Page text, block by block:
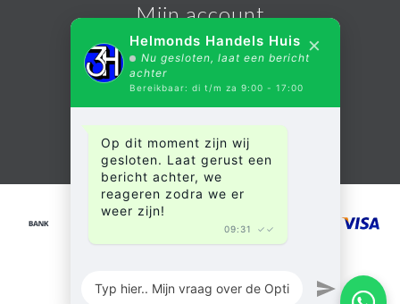
Mijn account
Account informatie
Mijn bestellingen
Alle producten
Helmonds Handels Huis
Nu gesloten, laat een bericht
achter
Bereikbaar: di t/m za 9:00 - 17:00
×
Op dit moment zijn wij
gesloten. Laat gerust een
bericht achter, we
reageren zodra we er
weer zijn!
09:31 ✓✓